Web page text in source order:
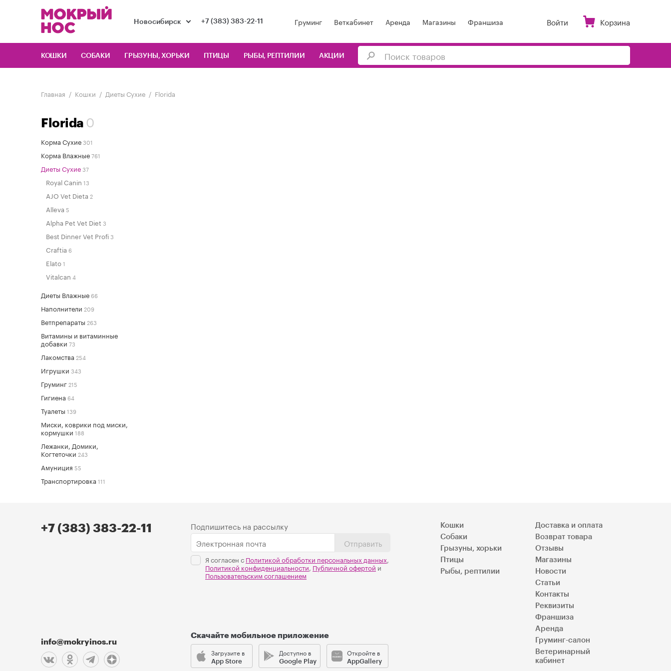
Новосибирск +7 (383) 383-22-11 Груминг Веткабинет Аренда Магазины Франшиза Войти Корзина
КОШКИ СОБАКИ ГРЫЗУНЫ, ХОРЬКИ ПТИЦЫ РЫБЫ, РЕПТИЛИИ АКЦИИ
Главная Кошки Диеты Сухие Florida
Florida 0
Корма Сухие301
Корма Влажные761
Диеты Сухие37
Royal Canin 13
AJO Vet Dieta 2
Alleva 5
Alpha Pet Vet Diet 3
Best Dinner Vet Profi3
Craftia 6
Elato1
Vitalcan 4
Диеты Влажные66
Наполнители 209
Ветпрепараты 263
Витамины и витаминные
добавки 73
Лакомства 254
Игрушки 343
Груминг215
Гигиена 64
Туалеты 139
Миски, коврики под миски,
кормушки 188
Лежанки, Домики,
Когтеточки 243
Амуниция 55
Транспортировка 111
+7 (383) 383-22-11
info@mokryinos.ru
Подпишитесь на рассылку
Отправить
Я согласен с Политикой обработки персональных данных,
Политикой конфиденциальности, Публичной офертой и
Пользовательским соглашением
Скачайте мобильное приложение
Загрузите в
App Store
Доступно в
Google Play
Откройте в
AppGallery
Кошки
Собаки
Грызуны, хорьки
Птицы
Рыбы, рептилии
Доставка и оплата
Возврат товара
Отзывы
Магазины
Новости
Статьи
Контакты
Реквизиты
Франшиза
Аренда
Груминг-салон
Ветеринарный
кабинет